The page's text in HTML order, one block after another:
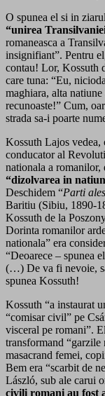
O spunea el si in
“unirea
romaneasca a
insignifiant”. Pentru
contau! Lor, Kossuth
care tuna: “Eu,
maghiara, alta
recunoaste!” Cum,
strada sa-i poarte
Kossuth Lajos vedea,
conducator al
nationala a romanilor,
“dizolvarea in
Deschidem “Parti
Baritiu (Sibiu, 1890-
Kossuth de la
Dorinta romanilor
nationala” era
“Deoarece – spunea
(…) De va fi nevoie,
spunea Kossuth!
Kossuth “a instaurat
“comisar civil” pe
visceral pe romani”.
transformand “garzile
masacrand femei,
Bem era “scarbit de
László, sub ale carui
civili romani au fost